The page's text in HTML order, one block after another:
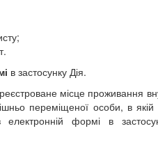
в застосунку Дія.
місце проживання
переміщеної особи, в
формі в